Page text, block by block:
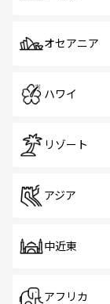
オセアニア
ハワイ
リゾート
アジア
中近東
アフリカ